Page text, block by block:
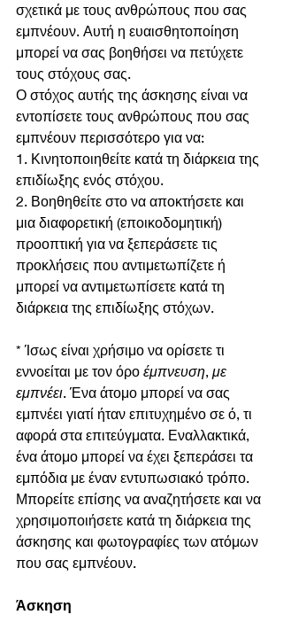
σχετικά με τους ανθρώπους που σας
εμπνέουν. Αυτή η ευαισθητοποίηση
μπορεί να σας βοηθήσει να πετύχετε
τους στόχους σας.
Ο στόχος αυτής της άσκησης είναι να
εντοπίσετε τους ανθρώπους που σας
εμπνέουν περισσότερο για να:
1. Κινητοποιηθείτε κατά τη διάρκεια της
επιδίωξης ενός στόχου.
2. Βοηθηθείτε στο να αποκτήσετε και
μια διαφορετική (εποικοδομητική)
προοπτική για να ξεπεράσετε τις
προκλήσεις που αντιμετωπίζετε ή
μπορεί να αντιμετωπίσετε κατά τη
διάρκεια της επιδίωξης στόχων.
* Ίσως είναι χρήσιμο να ορίσετε τι
εννοείται με τον όρο έμπνευση, με
εμπνέει. Ένα άτομο μπορεί να σας
εμπνέει γιατί ήταν επιτυχημένο σε ό, τι
αφορά στα επιτεύγματα. Εναλλακτικά,
ένα άτομο μπορεί να έχει ξεπεράσει τα
εμπόδια με έναν εντυπωσιακό τρόπο.
Μπορείτε επίσης να αναζητήσετε και να
χρησιμοποιήσετε κατά τη διάρκεια της
άσκησης και φωτογραφίες των ατόμων
που σας εμπνέουν.
Άσκηση